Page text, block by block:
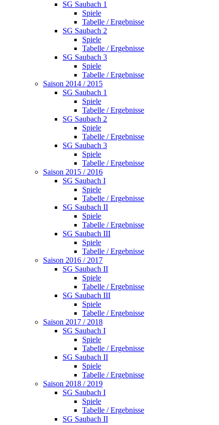
SG Saubach 1
Spiele
Tabelle / Ergebnisse
SG Saubach 2
Spiele
Tabelle / Ergebnisse
SG Saubach 3
Spiele
Tabelle / Ergebnisse
Saison 2014 / 2015
SG Saubach 1
Spiele
Tabelle / Ergebnisse
SG Saubach 2
Spiele
Tabelle / Ergebnisse
SG Saubach 3
Spiele
Tabelle / Ergebnisse
Saison 2015 / 2016
SG Saubach I
Spiele
Tabelle / Ergebnisse
SG Saubach II
Spiele
Tabelle / Ergebnisse
SG Saubach III
Spiele
Tabelle / Ergebnisse
Saison 2016 / 2017
SG Saubach II
Spiele
Tabelle / Ergebnisse
SG Saubach III
Spiele
Tabelle / Ergebnisse
Saison 2017 / 2018
SG Saubach I
Spiele
Tabelle / Ergebnisse
SG Saubach II
Spiele
Tabelle / Ergebnisse
Saison 2018 / 2019
SG Saubach I
Spiele
Tabelle / Ergebnisse
SG Saubach II